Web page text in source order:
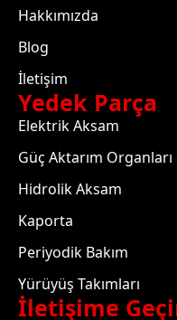
Hakkımızda
Blog
İletişim
Yedek Parça
Elektrik Aksam
Güç Aktarım Organları
Hidrolik Aksam
Kaporta
Periyodik Bakım
Yürüyüş Takımları
İletişime